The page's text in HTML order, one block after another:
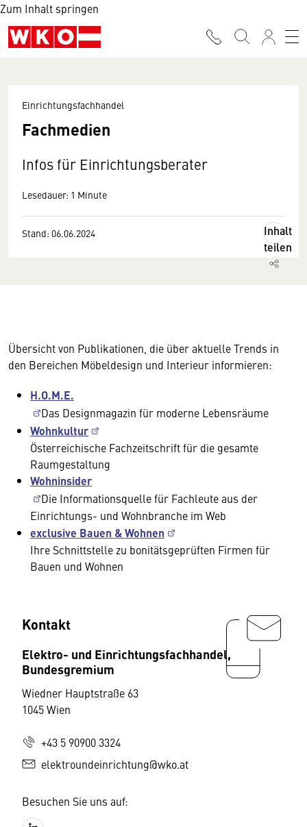
Zum Inhalt springen
Einrichtungsfachhandel
Fachmedien
Infos für Einrichtungsberater
Lesedauer: 1 Minute
Stand: 06.06.2024
Inhalt
teilen
Übersicht von Publikationen, die über aktuelle Trends in
den Bereichen Möbeldesign und Interieur informieren:
H.O.M.E.
Das Designmagazin für moderne Lebensräume
Wohnkultur
Österreichische Fachzeitschrift für die gesamte
Raumgestaltung
Wohninsider
Die Informationsquelle für Fachleute aus der
Einrichtungs- und Wohnbranche im Web
exclusive Bauen & Wohnen
Ihre Schnittstelle zu bonitätsgeprüften Firmen für
Bauen und Wohnen
Kontakt
Elektro- und Einrichtungsfachhandel,
Bundesgremium
Wiedner Hauptstraße 63
1045 Wien
+43 5 90900 3324
elektroundeinrichtung@wko.at
Besuchen Sie uns auf: